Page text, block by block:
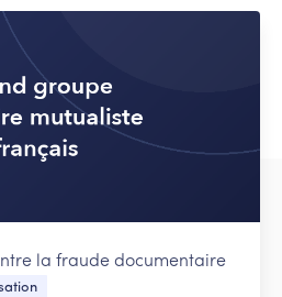
la fraude documentaire